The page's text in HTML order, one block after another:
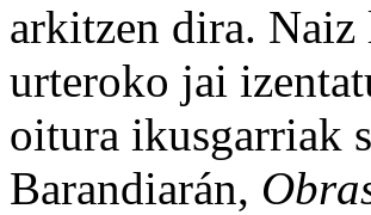
arkitzen dira. Naiz
urteroko jai
oitura ikusgarriak
Barandiarán,